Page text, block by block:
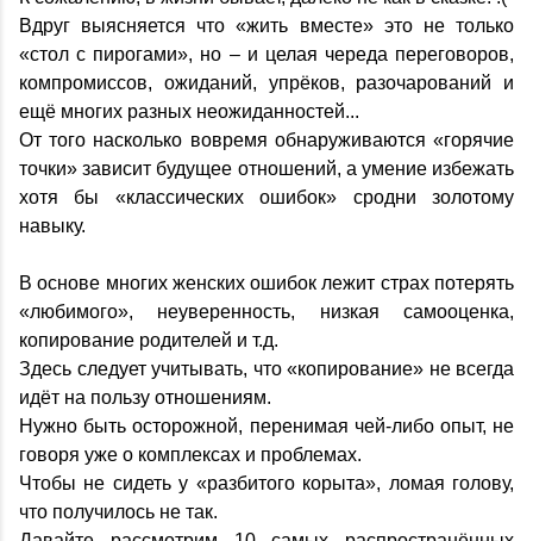
Вдруг выясняется что «жить вместе» это не только
«стол с пирогами», но – и целая череда переговоров,
компромиссов, ожиданий, упрёков, разочарований и
ещё многих разных неожиданностей...
От того насколько вовремя обнаруживаются «горячие
точки» зависит будущее отношений, а умение избежать
хотя бы «классических ошибок» сродни золотому
навыку.
В основе многих женских ошибок лежит страх потерять
«любимого», неуверенность, низкая самооценка,
копирование родителей и т.д.
Здесь следует учитывать, что «копирование» не всегда
идёт на пользу отношениям.
Нужно быть осторожной, перенимая чей-либо опыт, не
говоря уже о комплексах и проблемах.
Чтобы не сидеть у «разбитого корыта», ломая голову,
что получилось не так.